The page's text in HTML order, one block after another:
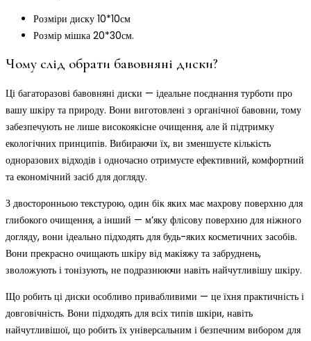
Розміри диску 10*10см
Розмір мішка 20*30см.
Чому слід обрати бавовняні диски?
Ці багаторазові бавовняні диски — ідеальне поєднання турботи про
вашу шкіру та природу. Вони виготовлені з органічної бавовни, тому
забезпечують не лише високоякісне очищення, але й підтримку
екологічних принципів. Вибираючи їх, ви зменшуєте кількість
одноразових відходів і одночасно отримуєте ефективний, комфортний
та економічний засіб для догляду.
З двосторонньою текстурою, один бік яких має махрову поверхню для
глибокого очищення, а інший — м’яку флісову поверхню для ніжного
догляду, вони ідеально підходять для будь-яких косметичних засобів.
Вони прекрасно очищають шкіру від макіяжу та забруднень,
зволожують і тонізують, не подразнюючи навіть найчутливішу шкіру.
Що робить ці диски особливо привабливими — це їхня практичність і
довговічність. Вони підходять для всіх типів шкіри, навіть
найчутливішої, що робить їх універсальним і безпечним вибором для